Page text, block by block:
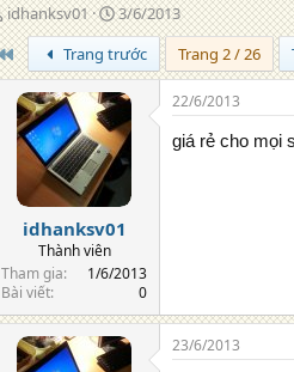
T
á
c
g
idhanksv01
N
g
à
y
đ
ă
n
g
3/6/2013
Trang đầuTrang trước Trang 2 / 26
idhanksv01
Thành viên
Tham gia
1/6/2013
Bài viết
0
22/6/2013
giá rẻ cho mọi
23/6/2013